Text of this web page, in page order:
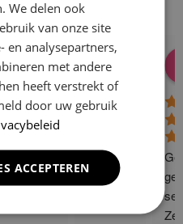
17 Dec 24
Lisa Vlok
06:41 08 Oct 24 10:58 31
ge
We delen ook
van onze site
en analysepartners,
met andere
heeft verstrekt of
door uw gebruik
ACCEPTEREN